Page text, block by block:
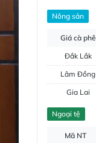
Nông sản
Giá cà phê
Đắk Lắk
Lâm Đồng
Gia Lai
Đắk Nông
Ngoại tệ
Mã NT